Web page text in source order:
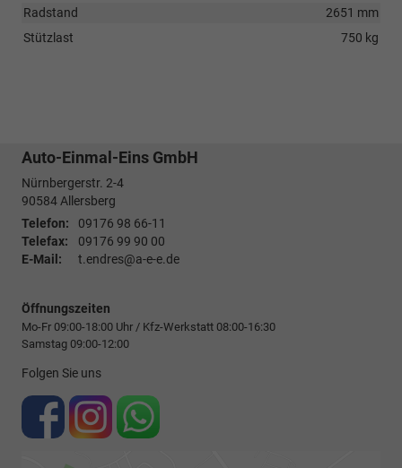
Radstand
2651 mm
Stützlast
750 kg
Auto-Einmal-Eins GmbH
Nürnbergerstr. 2-4
90584Allersberg
Telefon:
09176 98 66-11
Telefax:
09176 99 90 00
E-Mail:
t.endres@a-e-e.de
Öffnungszeiten
Mo-Fr 09:00-18:00 Uhr / Kfz-Werkstatt 08:00-16:30
Samstag 09:00-12:00
Folgen Sie uns